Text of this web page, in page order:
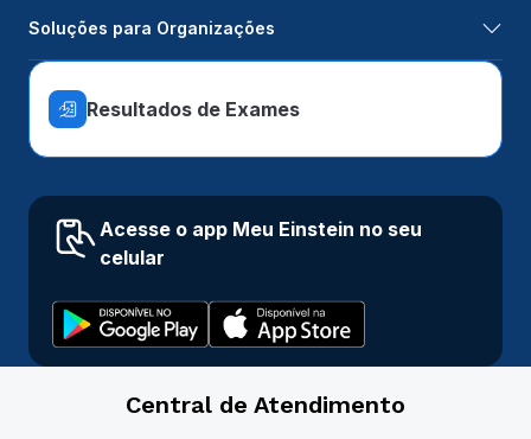
Soluções para Organizações
Resultados de Exames
Acesse o app Meu Einstein no seu
celular
Central de Atendimento